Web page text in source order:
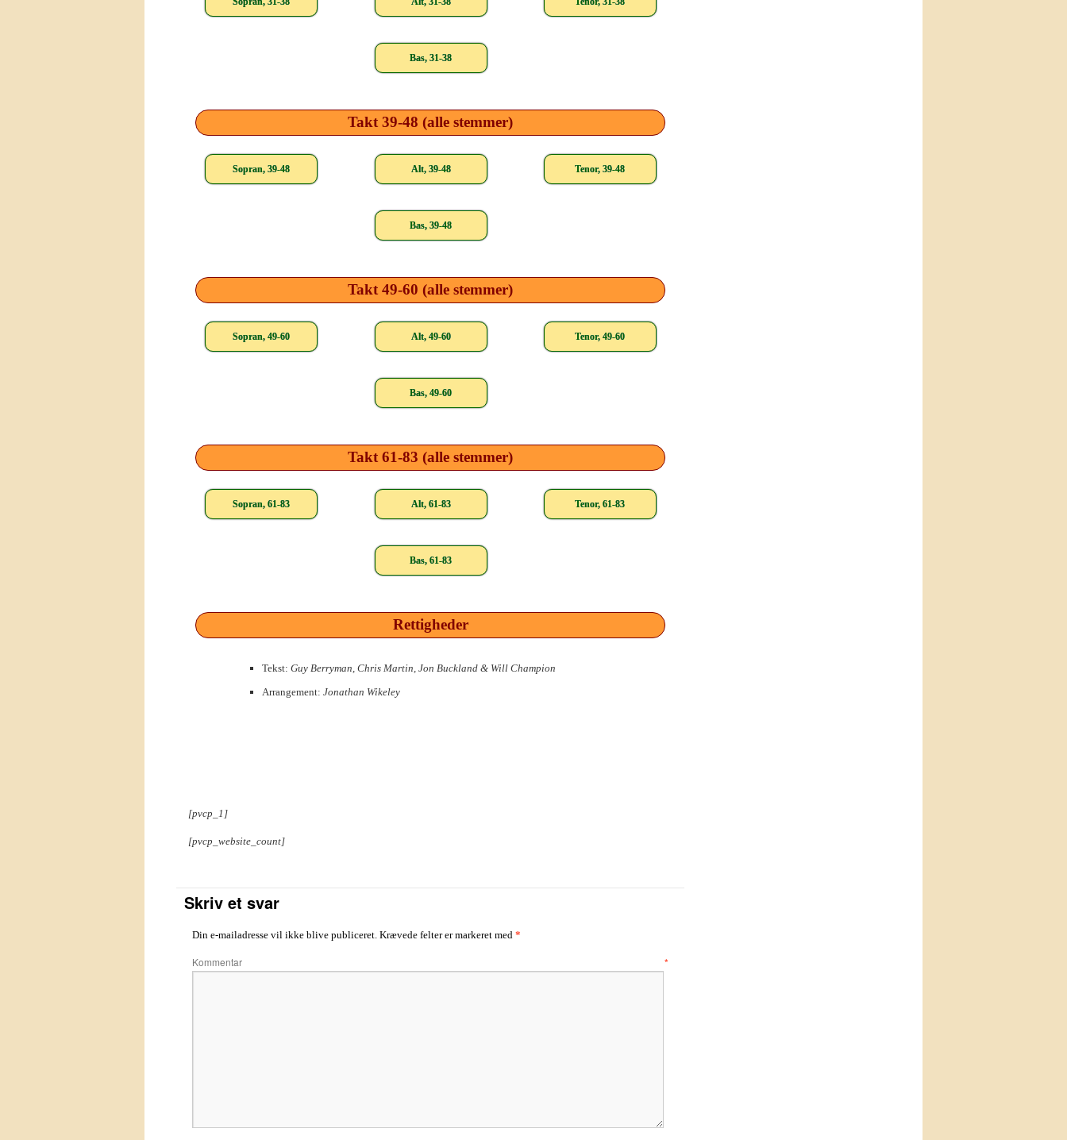
Bas, 31-38
Takt 39-48 (alle stemmer)
Sopran, 39-48 Alt, 39-48 Tenor, 39-48
Bas, 39-48
Takt 49-60 (alle stemmer)
Sopran, 49-60 Alt, 49-60 Tenor, 49-60
Bas, 49-60
Takt 61-83 (alle stemmer)
Sopran, 61-83 Alt, 61-83 Tenor, 61-83
Bas, 61-83
Rettigheder
Tekst: Guy Berryman, Chris Martin, Jon Buckland & Will Champion
Arrangement: Jonathan Wikeley
[pvcp_1]
[pvcp_website_count]
Skriv et svar
Din e-mailadresse vil ikke blive publiceret. Krævede felter er markeret med *
Kommentar *